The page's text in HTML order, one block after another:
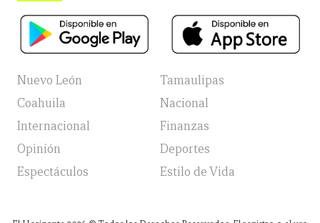
Nuevo León
Tamaulipas
Coahuila
Nacional
Internacional
Finanzas
Opinión
Deportes
Espectáculos
Estilo de Vida